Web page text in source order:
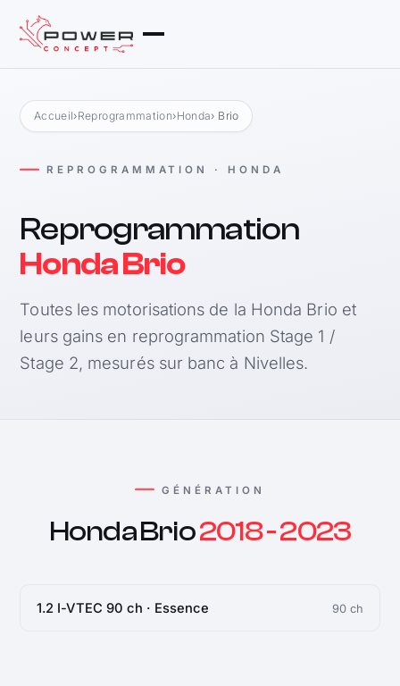
Accueil›Reprogrammation›Honda› Brio
REPROGRAMMATION · HONDA
Reprogrammation
Honda Brio
Toutes les motorisations de la Honda Brio et
leurs gains en reprogrammation Stage 1 /
Stage 2, mesurés sur banc à Nivelles.
GÉNÉRATION
Honda Brio2018 - 2023
1.2 I-VTEC 90 ch · Essence 90 ch